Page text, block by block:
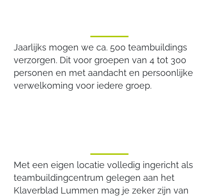
Jaarlijks mogen we ca. 500 teambuildings
verzorgen. Dit voor groepen van 4 tot 300
personen en met aandacht en persoonlijke
verwelkoming voor iedere groep.
Met een eigen locatie volledig ingericht als
teambuildingcentrum gelegen aan het
Klaverblad Lummen mag je zeker zijn van